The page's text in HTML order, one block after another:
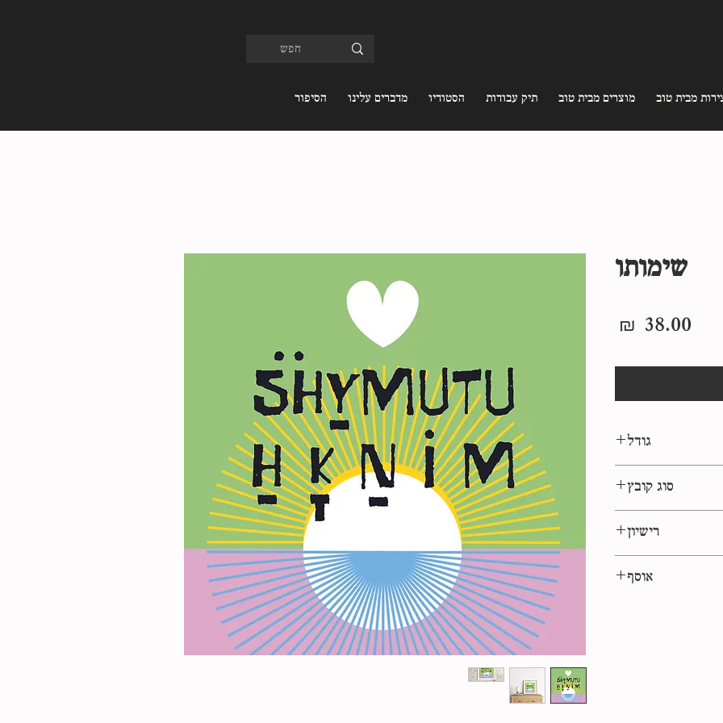
הסיפור מדברים עלינו הסטודיו תיק עבודות מוצרים מבית טוב מבית טוב
שימותו
גודל
סוג קובץ
eps, jpg
רישיון
לשימוש אישי
אוסף